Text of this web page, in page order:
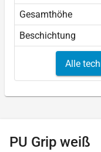
Gesamthöhe
Beschichtung
Alle
PU Grip weiß